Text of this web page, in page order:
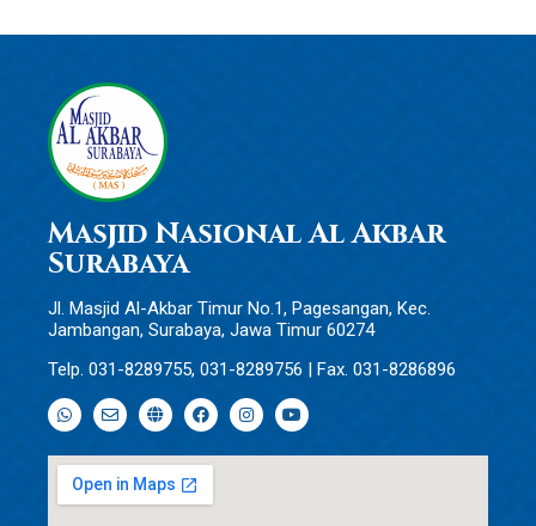
Masjid Nasional Al Akbar
Surabaya
Jl. Masjid Al-Akbar Timur No.1, Pagesangan, Kec.
Jambangan, Surabaya, Jawa Timur 60274
Telp. 031-8289755, 031-8289756 | Fax. 031-8286896